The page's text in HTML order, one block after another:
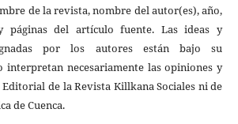
de la revista, nombre del autor(es), año,
páginas del artículo fuente. Las ideas y
por los autores están bajo su
interpretan necesariamente las opiniones y
de la Revista Killkana Sociales ni de
de Cuenca.